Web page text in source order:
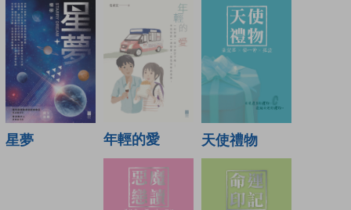
星夢 年輕的愛 天使禮物